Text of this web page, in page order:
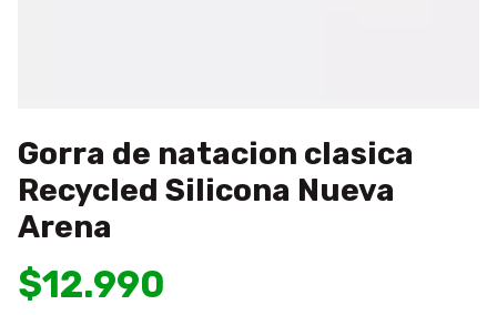
Gorra de natacion clasica
Recycled Silicona Nueva
Arena
$12.990